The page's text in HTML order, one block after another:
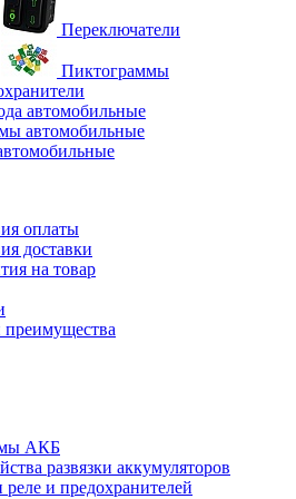
Переключатели
Пиктограммы
автомобильные
автомобильные
оплаты
доставки
на товар
АКБ
развязки аккумуляторов
реле и предохранителей